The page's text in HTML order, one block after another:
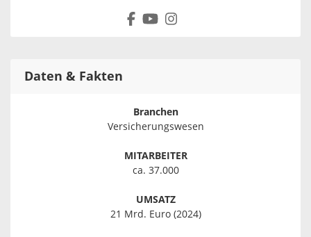
Daten & Fakten
Branchen
Versicherungswesen
MITARBEITER
ca. 37.000
UMSATZ
21 Mrd. Euro (2024)